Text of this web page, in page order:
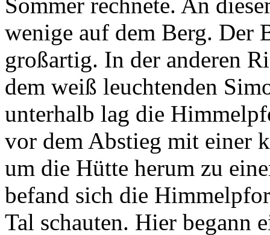
Sommer rechnete. An
wenige auf dem Berg. Der
großartig. In der anderen
dem weiß leuchtenden
unterhalb lag die
vor dem Abstieg mit einer
um die Hütte herum zu
befand sich die
Tal schauten. Hier begann